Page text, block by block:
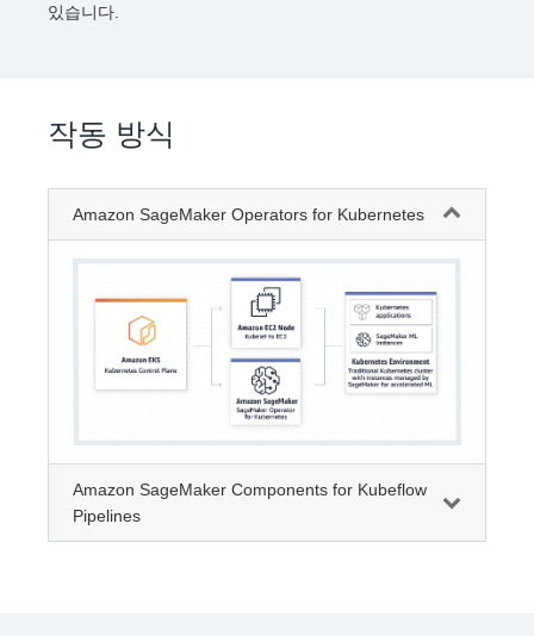
있습니다.
작동 방식
Amazon SageMaker Operators for Kubernetes
Amazon SageMaker Components for Kubeflow
Pipelines